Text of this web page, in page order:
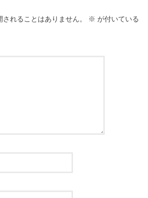
れることはありません。 ※ が付いている